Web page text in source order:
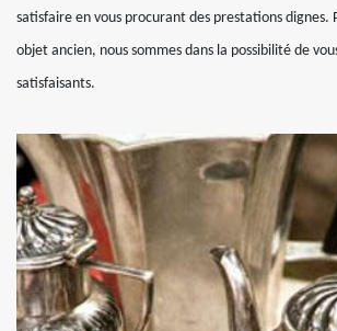
satisfaire en vous procurant des prestations dignes.
objet ancien, nous sommes dans la possibilité de
satisfaisants.